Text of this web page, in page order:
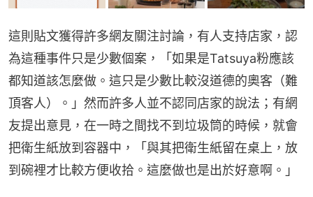
這則貼文獲得許多網友關注討論，有人支持店家，認
為這種事件只是少數個案，「如果是Tatsuya粉應該
都知道該怎麼做。這只是少數比較沒道德的奧客（難
頂客人）。」然而許多人並不認同店家的說法；有網
友提出意見，在一時之間找不到垃圾筒的時候，就會
把衛生紙放到容器中，「與其把衛生紙留在桌上，放
到碗裡才比較方便收拾。這麼做也是出於好意啊。」